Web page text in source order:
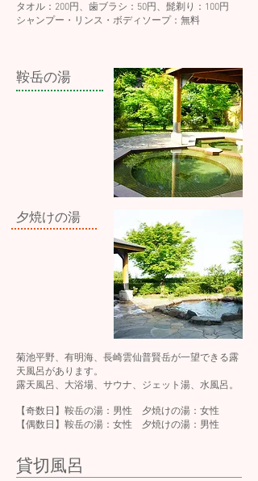
タオル：200円、歯ブラシ：50円、髭剃り：100円
シャンプー・リンス・ボディソープ：無料
鞍岳の湯
​夕焼けの湯
菊池平野、 有明海、 長崎雲仙普賢岳が一望できる露
天風呂があります。
露天風呂、大浴場、サウナ、ジェット湯、水風呂。
【奇数日】鞍岳の湯：男性 夕焼けの湯：女性
【偶数日】鞍岳の湯：女性 夕焼けの湯：男性
貸切風呂